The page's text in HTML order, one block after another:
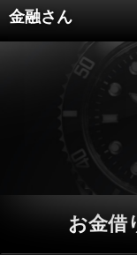
金融さん
お金借